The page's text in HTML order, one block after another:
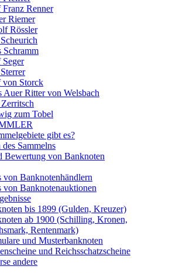
Franz Renner
Riemer
Rössler
Schramm
Seger
von Storck
Auer Ritter von Welsbach
zum Tobel
gibt es?
Sammelns
Bewertung von Banknoten
von Banknotenhändlern
von Banknotenauktionen
bis 1899 (Gulden, Kreuzer)
ab 1900 (Schilling, Kronen,
Rentenmark)
und Musterbanknoten
und Reichsschatzscheine
andere